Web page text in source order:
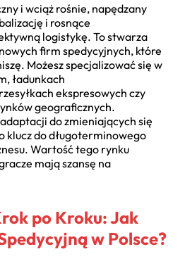
i wciąż rośnie, napędzany
i rosnące
logistykę. To stwarza
firm spedycyjnych, które
Możesz specjalizować się w
ładunkach
ekspresowych czy
geograficznych.
do zmieniających się
klucz do długoterminowego
Wartość tego rynku
mają szansę na
po Kroku: Jak
w Polsce?